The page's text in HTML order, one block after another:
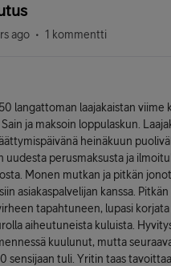
ago 1 kommentti
langattoman laajakaistan viime
ja maksoin loppulaskun.
heinäkuun
uudesta perusmaksusta ja
Monen mutkan ja pitkän
asiakaspalvelijan kanssa.
tapahtuneen, lupasi
aiheutuneista kuluista.
kuulunut, mutta
sensijaan tuli. Yritin taas